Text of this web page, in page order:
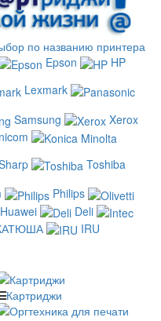
по названию принтера
Epson
HP
Lexmark
Samsung
Xerox
Toshiba
Philips
Huawei
Deli
IRU
Картриджи